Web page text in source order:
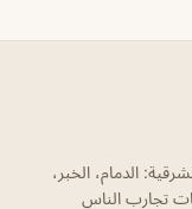
الدمام، الخبر،
تجارب الناس